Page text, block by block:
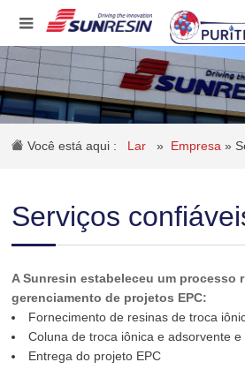
EMPRESA
INVESTIDORES
NOTÍCIAS
CARREIRA
CONTATO
Você está aqui : Lar » Empresa»
Serviços
A Sunresin estabeleceu um processo
gerenciamento de projetos EPC:
Fornecimento de resinas de troca
Coluna de troca iônica e adsorvente
Entrega do projeto EPC